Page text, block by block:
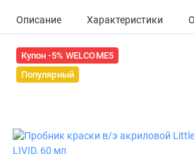
Описание Характеристики
Купон -5% WELCOME5
Популярный